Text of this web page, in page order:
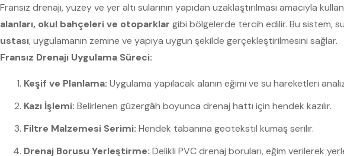
Fransız drenajı, yüzey ve yer altı sularının yapıdan uzaklaştırılması amacıyla
alanları, okul bahçeleri ve otoparklar gibi bölgelerde tercih edilir. Bu sistem,
ustası, uygulamanın zemine ve yapıya uygun şekilde gerçekleştirilmesini sağlar.
Fransız Drenajı Uygulama Süreci:
Keşif ve Planlama: Uygulama yapılacak alanın eğimi ve su hareketleri
Kazı İşlemi: Belirlenen güzergâh boyunca drenaj hattı için hendek kazılır.
Filtre Malzemesi Serimi: Hendek tabanına geotekstil kumaş serilir.
Drenaj Borusu Yerleştirme: Delikli PVC drenaj boruları, eğim verilerek